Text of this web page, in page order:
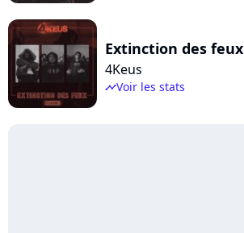
Extinction des feux
4Keus
timelineVoir les stats